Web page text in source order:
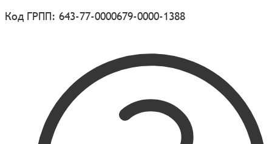
Код ГРПП: 643-77-0000679-0000-1388